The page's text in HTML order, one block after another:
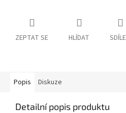
ZEPTAT SE HLÍDAT
Popis Diskuze
Detailní popis produktu